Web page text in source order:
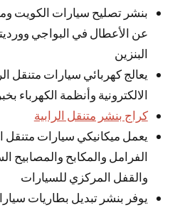
بنشر تصليح سيارات الكويت
عن الأعطال في البواجي
البنزين
يعالج كهربائي سيارات متنقل
الالكترونية وأنظمة الكهرباء
كراج بنشر متنقل الرابية
يعمل ميكانيكي سيارات متنقل
الفرامل والمكابح والمصابيح
والقفل المركزي للسيارات
يوفر بنشر تبديل بطاريات